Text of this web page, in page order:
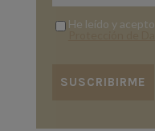
He leído y